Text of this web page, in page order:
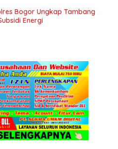
Bogor Ungkap Tambang
Energi